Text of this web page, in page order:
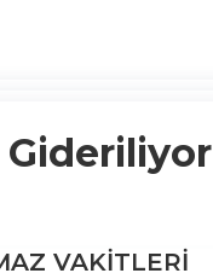
Gideriliyor
VAKİTLERİ